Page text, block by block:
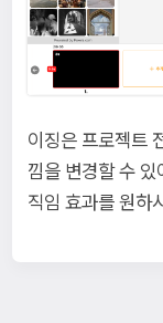
이징은 프로젝트
낌을 변경할 수
직임 효과를 원하